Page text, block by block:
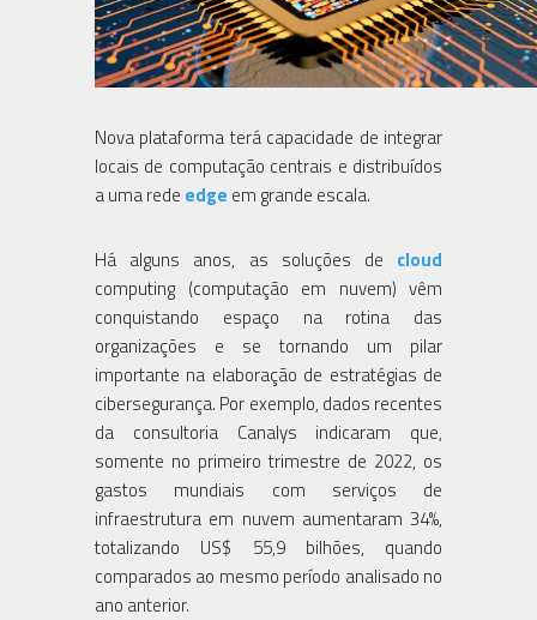
Nova plataforma terá capacidade de integrar
locais de computação centrais e distribuídos
a uma rede edge em grande escala.
Há alguns anos, as soluções de cloud
computing (computação em nuvem) vêm
conquistando espaço na rotina das
organizações e se tornando um pilar
importante na elaboração de estratégias de
cibersegurança. Por exemplo, dados recentes
da consultoria Canalys indicaram que,
somente no primeiro trimestre de 2022, os
gastos mundiais com serviços de
infraestrutura em nuvem aumentaram 34%,
totalizando US$ 55,9 bilhões, quando
comparados ao mesmo período analisado no
ano anterior.